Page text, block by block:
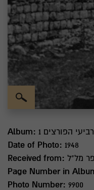
Album:
הפורצים 1
Date of Photo: 1948
Received from: מל"ל
Page Number in
Photo Number: 9900